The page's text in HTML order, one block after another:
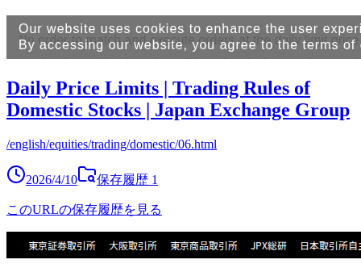
Daily Price Limits | Trading Rules of
Domestic Stocks | Japan Exchange Group
/english/equities/trading/domestic/06.html
2026/4/10 保存履歴 1
このURLの保存履歴を見る